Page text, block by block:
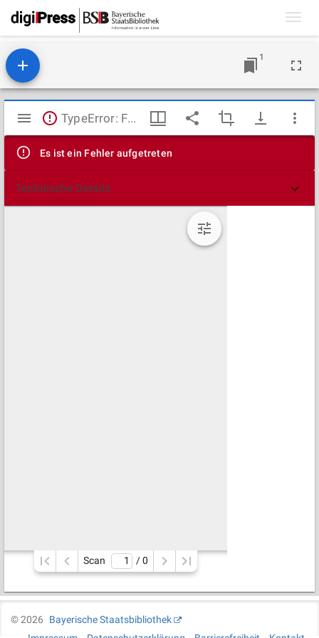
1
Mirador
Viewer
TypeError: Failed to fetch
Es ist ein Fehler aufgetreten
Technische Details
Scan / 0
©2026
Bayerische Staatsbibliothek